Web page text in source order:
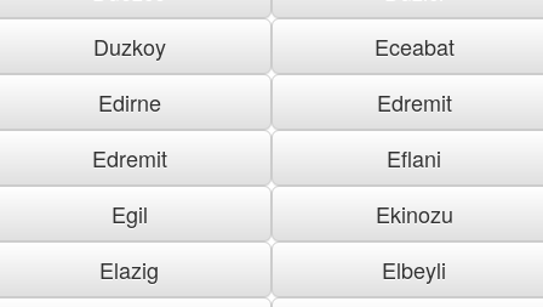
Duzkoy
Eceabat
Edirne
Edremit
Edremit
Eflani
Egil
Ekinozu
Elazig
Elbeyli